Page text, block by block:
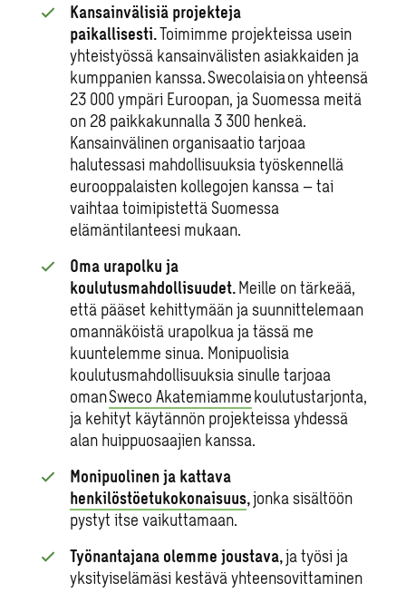
Kansainvälisiä projekteja
paikallisesti.Toimimme projekteissa usein
yhteistyössä kansainvälisten asiakkaiden ja
kumppanien kanssa. Swecolaisia on yhteensä
23 000 ympäri Euroopan, ja Suomessa meitä
on 28 paikkakunnalla 3 300 henkeä.
Kansainvälinen organisaatio tarjoaa
halutessasi mahdollisuuksia työskennellä
eurooppalaisten kollegojen kanssa – tai
vaihtaa toimipistettä Suomessa
elämäntilanteesi mukaan.
Oma urapolku ja
koulutusmahdollisuudet.Meille on tärkeää,
että pääset kehittymään ja suunnittelemaan
omannäköistä urapolkua ja tässä me
kuuntelemme sinua. Monipuolisia
koulutusmahdollisuuksia sinulle tarjoaa
omanSweco Akatemiammekoulutustarjonta,
ja kehityt käytännön projekteissa yhdessä
alan huippuosaajien kanssa.
Monipuolinen ja kattava
henkilöstöetukokonaisuus,jonka sisältöön
pystyt itse vaikuttamaan.
Työnantajana olemme joustava,ja työsi ja
yksityiselämäsi kestävä yhteensovittaminen